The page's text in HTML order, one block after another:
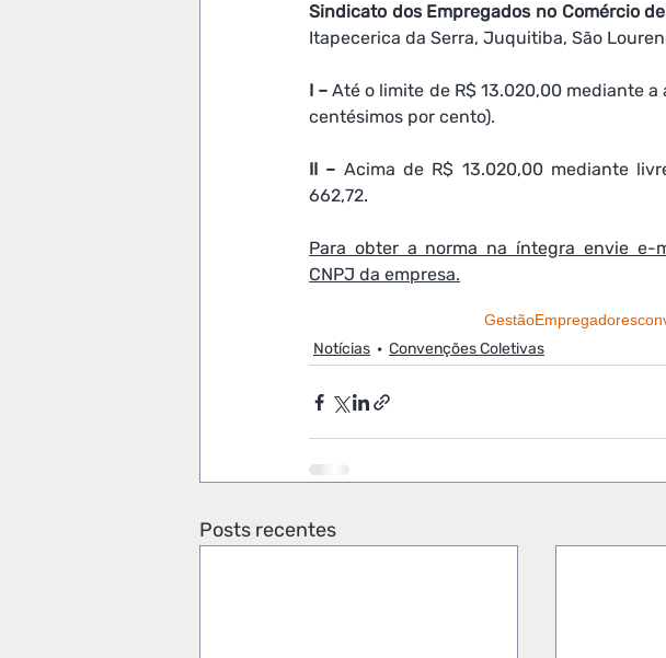
Sindicato dos Empregados no Comércio
Itapecerica da Serra, Juquitiba, São
I – Até o limite de R$ 13.020,00 mediante
centésimos por cento).
II – Acima de R$ 13.020,00 mediante
662,72.
Para obter a norma na íntegra envie e-
CNPJ da empresa.
GestãoEmpregadores
Notícias Convenções Coletivas
Posts recentes